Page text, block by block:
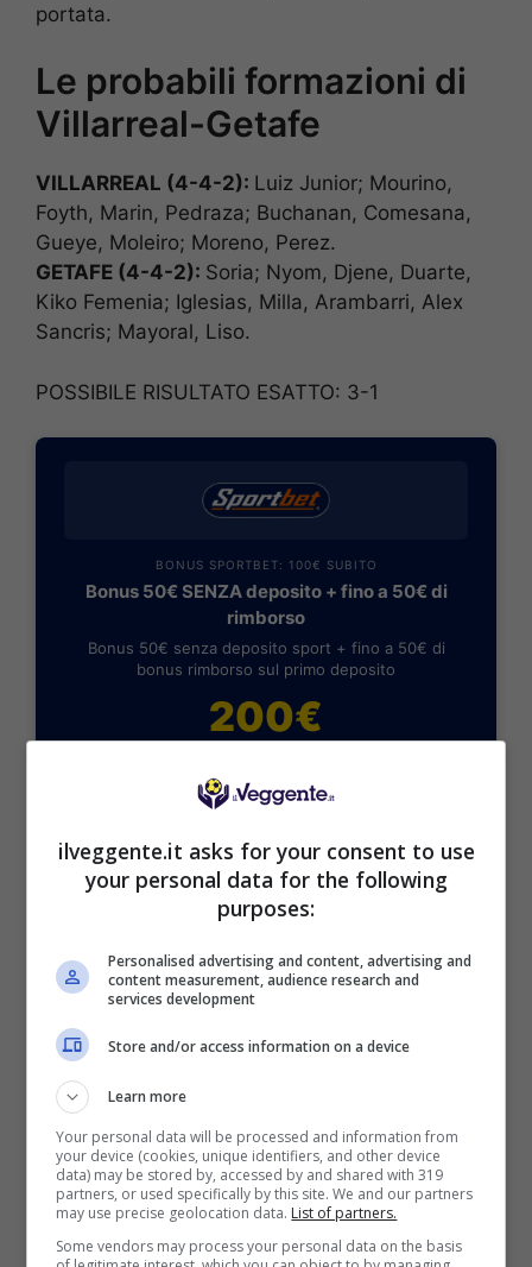
portata.
Le probabili formazioni di
Villarreal-Getafe
VILLARREAL (4-4-2): Luiz Junior; Mourino,
Foyth, Marin, Pedraza; Buchanan, Comesana,
Gueye, Moleiro; Moreno, Perez.
GETAFE (4-4-2): Soria; Nyom, Djene, Duarte,
Kiko Femenia; Iglesias, Milla, Arambarri, Alex
Sancris; Mayoral, Liso.
POSSIBILE RISULTATO ESATTO: 3-1
BONUS SPORTBET: 100€ SUBITO
Bonus 50€ SENZA deposito + fino a 50€ di
rimborso
Bonus 50€ senza deposito sport + fino a 50€ di
bonus rimborso sul primo deposito
200€
Mostra Informazioni
BONUS BENVENUTO GOLDBET: 2.050€
Per i nuovi registrati: 100% fino a 2.000€ in Bonus
2050€
VERIFICA
Mostra Informazioni
ilveggente.it asks for your consent to use
your personal data for the following
purposes:
Personalised advertising and content, advertising and
content measurement, audience research and
services development
Store and/or access information on a device
Learn more
Your personal data will be processed and information from
your device (cookies, unique identifiers, and other device
data) may be stored by, accessed by and shared with 319
partners, or used specifically by this site. We and our partners
may use precise geolocation data. List of partners.
Some vendors may process your personal data on the basis